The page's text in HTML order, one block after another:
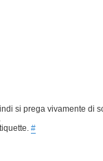
si prega vivamente di
#